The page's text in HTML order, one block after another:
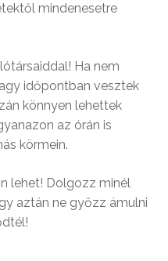
mindenesetre
Ha nem
időpontban vesztek
könnyen lehettek
az órán is
körmein.
lehet! Dolgozz minél
aztán ne győzz ámulni